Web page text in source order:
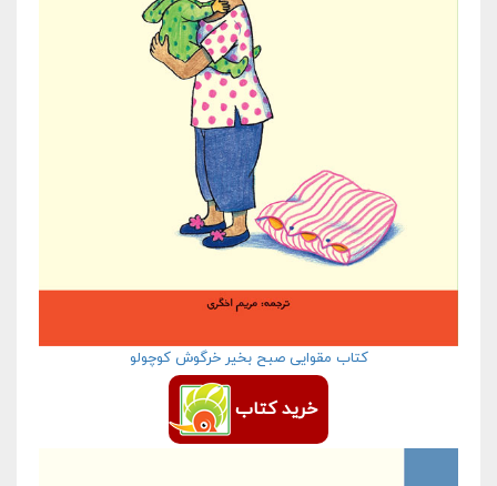
کتاب مقوایی صبح بخیر خرگوش کوچولو
خرید کتاب